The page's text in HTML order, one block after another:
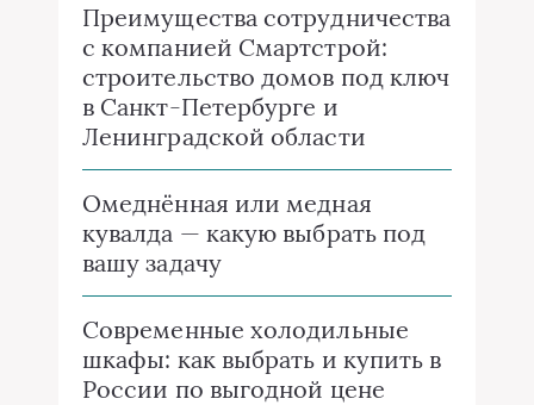
Преимущества сотрудничества
с компанией Смартстрой:
строительство домов под ключ
в Санкт-Петербурге и
Ленинградской области
Омеднённая или медная
кувалда — какую выбрать под
вашу задачу
Современные холодильные
шкафы: как выбрать и купить в
России по выгодной цене